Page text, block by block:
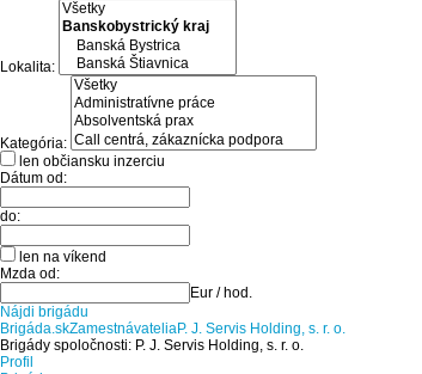
Lokalita:
Kategória:
len občiansku inzerciu
Dátum od:
do:
len na víkend
Mzda od:
Eur / hod.
Nájdi brigádu
Brigáda.skZamestnávateliaP. J. Servis Holding, s. r. o.
Brigády spoločnosti: P. J. Servis Holding, s. r. o.
Profil